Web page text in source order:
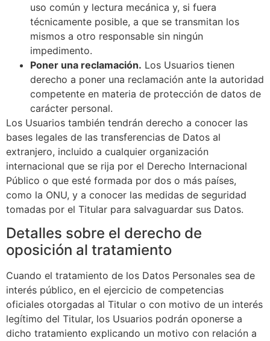
uso común y lectura mecánica y, si fuera
técnicamente posible, a que se transmitan los
mismos a otro responsable sin ningún
impedimento.
Poner una reclamación. Los Usuarios tienen
derecho a poner una reclamación ante la autoridad
competente en materia de protección de datos de
carácter personal.
Los Usuarios también tendrán derecho a conocer las
bases legales de las transferencias de Datos al
extranjero, incluido a cualquier organización
internacional que se rija por el Derecho Internacional
Público o que esté formada por dos o más países,
como la ONU, y a conocer las medidas de seguridad
tomadas por el Titular para salvaguardar sus Datos.
Detalles sobre el derecho de
oposición al tratamiento
Cuando el tratamiento de los Datos Personales sea de
interés público, en el ejercicio de competencias
oficiales otorgadas al Titular o con motivo de un interés
legítimo del Titular, los Usuarios podrán oponerse a
dicho tratamiento explicando un motivo con relación a